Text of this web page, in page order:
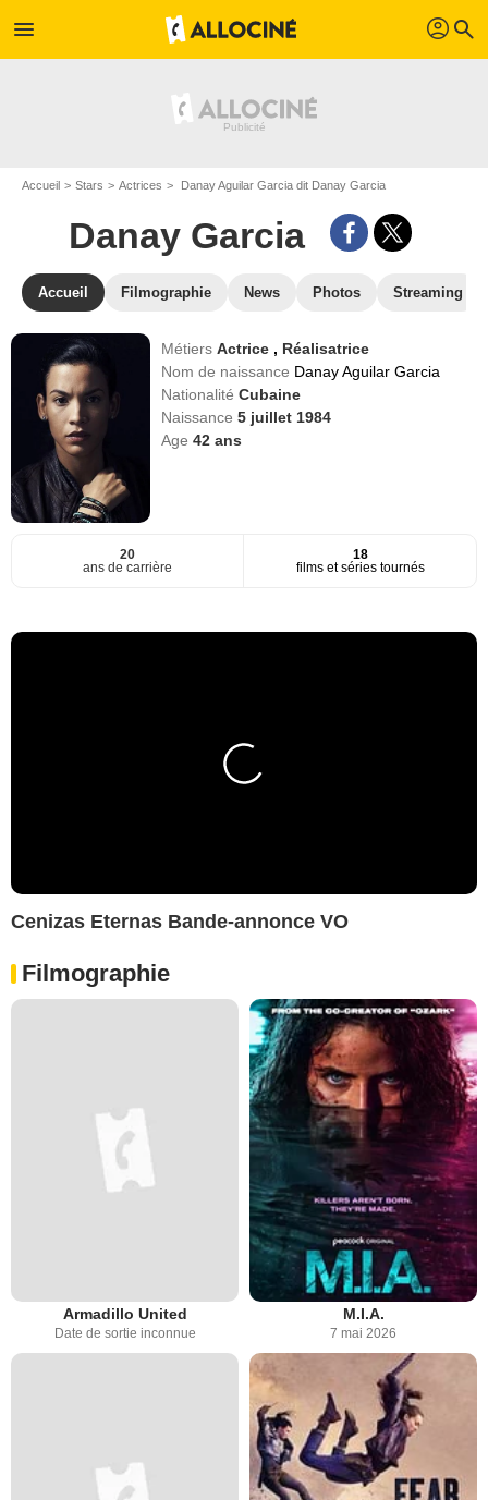
menu profil search
Accueil Stars Actrices Danay Aguilar Garcia dit Danay Garcia
Danay Garcia
Accueil Filmographie News Photos Streaming
MétiersActrice , Réalisatrice
Nom de naissance Danay Aguilar Garcia
NationalitéCubaine
Naissance5 juillet 1984
Age42 ans
20
ans de carrière
18
films et séries tournés
Cenizas Eternas Bande-annonce VO
Filmographie
Armadillo United
Date de sortie inconnue
M.I.A.
7 mai 2026